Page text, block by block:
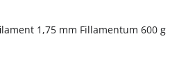
1,75 mm Fillamentum 600 g